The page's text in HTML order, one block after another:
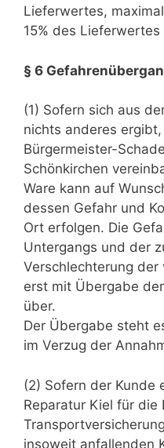
Lieferwertes,
15% des
§ 6
(1) Sofern sich aus
nichts anderes
Bürgermeister-
Schönkirchen
Ware kann auf
dessen Gefahr und
Ort erfolgen. Die
Untergangs und der
Verschlechterung
erst mit Übergabe
über.
Der Übergabe steht
im Verzug der
(2) Sofern der Kunde
Reparatur Kiel für die
insoweit anfallenden